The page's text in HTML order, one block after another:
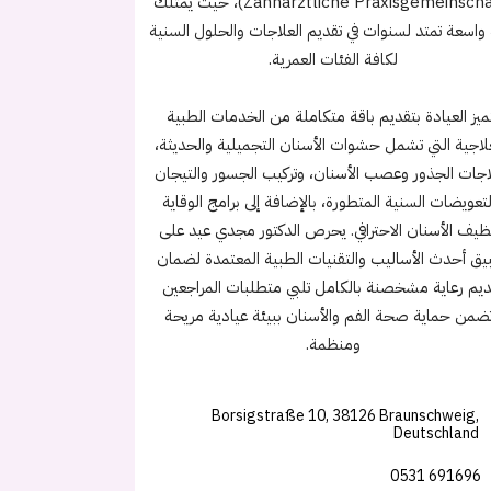
واسعة تمتد لسنوات في تقديم العلاجات والحلول السنية
لكافة الفئات العمرية.
العيادة بتقديم باقة متكاملة من الخدمات الطبية
التي تشمل حشوات الأسنان التجميلية والحديثة،
الجذور وعصب الأسنان، وتركيب الجسور والتيجان
السنية المتطورة، بالإضافة إلى برامج الوقاية
الأسنان الاحترافي. يحرص الدكتور مجدي عيد على
أحدث الأساليب والتقنيات الطبية المعتمدة لضمان
رعاية مشخصنة بالكامل تلبي متطلبات المراجعين
حماية صحة الفم والأسنان ببيئة عيادية مريحة
ومنظمة.
Borsigstraße 10, 38126 Braunschweig,
Deutschland
0531 691696